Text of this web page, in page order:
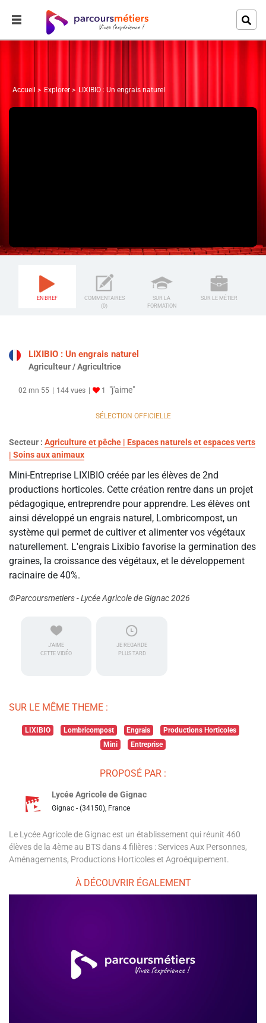
Accueil Explorer LIXIBIO : Un engrais naturel
EN BREF
COMMENTAIRES
(0)
SUR LA
FORMATION
SUR LE MÉTIER
LIXIBIO : Un engrais naturel
Agriculteur / Agricultrice
02 mn 55 144 vues 1 "j'aime"
SÉLECTION OFFICIELLE
Secteur : Agriculture et pêche | Espaces naturels et espaces verts
| Soins aux animaux
Mini-Entreprise LIXIBIO créée par les élèves de 2nd
productions horticoles. Cette création rentre dans un projet
pédagogique, entreprendre pour apprendre. Les élèves ont
ainsi développé un engrais naturel, Lombricompost, un
système qui permet de cultiver et alimenter vos végétaux
naturellement. L'engrais Lixibio favorise la germination des
graines, la croissance des végétaux, et le développement
racinaire de 40%.
©Parcoursmetiers - Lycée Agricole de Gignac 2026
J'AIME
CETTE VIDÉO
JE REGARDE
PLUS TARD
SUR LE MÊME THEME :
LIXIBIO Lombricompost Engrais
Productions Horticoles
Mini
Entreprise
PROPOSÉ PAR :
Lycée Agricole de Gignac
Gignac - (34150), France
Le Lycée Agricole de Gignac est un établissement qui réunit 460
élèves de la 4ème au BTS dans 4 filières : Services Aux Personnes,
Aménagements, Productions Horticoles et Agroéquipement.
À DÉCOUVRIR ÉGALEMENT